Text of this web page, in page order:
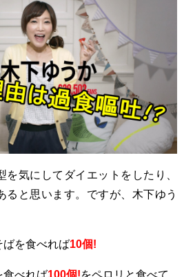
を気にしてダイエットをしたり、
ると思います。ですが、木下ゆう
ばを食べれば10個!
食べれば100個!をペロリと食べて